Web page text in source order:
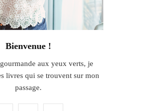
Bienvenue !
aux yeux verts, je
livres qui se trouvent sur mon
passage.